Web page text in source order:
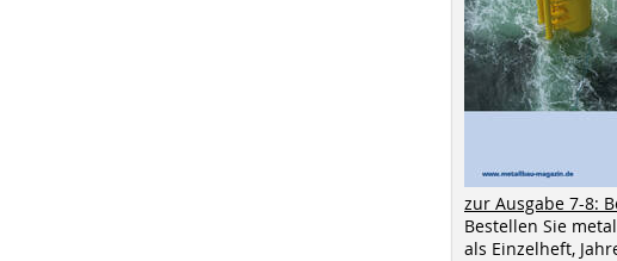
zur Ausgabe 7-8:
Bestellen Sie
als Einzelheft,